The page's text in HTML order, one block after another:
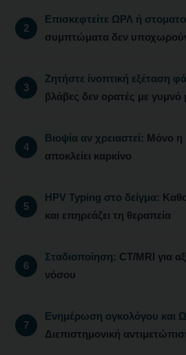
Επισκεφτείτε ΩΡΛ ή
συμπτώματα δεν
Ζητήστε ίνοπτική εξέταση
βλάβες δεν ορατές με γυμνό
Βιοψία αν χρειαστεί: Μόνο η
αποκλείει καρκίνο
HPV Typing στο δείγμα:
και επηρεάζει τη θεραπεία
Σταδιοποίηση: CT/MRI για
νόσου
Ενημέρωση ογκολόγου και
Διεπιστημονική